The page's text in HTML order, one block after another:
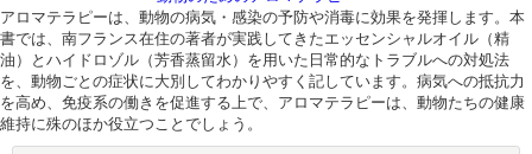
アロマテラピーは、動物の病気・感染の予防や消毒に効果を発揮します。本
書では、南フランス在住の著者が実践してきたエッセンシャルオイル（精
油）とハイドロゾル（芳香蒸留水）を用いた日常的なトラブルへの対処法
を、動物ごとの症状に大別してわかりやすく記しています。病気への抵抗力
を高め、免疫系の働きを促進する上で、アロマテラピーは、動物たちの健康
維持に殊のほか役立つことでしょう。